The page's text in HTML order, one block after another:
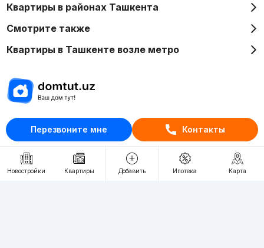
Перезвоните мне Контакты
Новостройки Квартиры Добавить Ипотека Карта
Квартиры в районах Ташкента
Смотрите также
Квартиры в Ташкенте возле метро
Отдел рекламы
+998 (78) 113-20-86
+998 (93) 390-30-10
Пн-Пт. С 9:30 до 18:00